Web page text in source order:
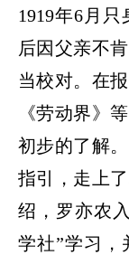
1919年6 月只
后因父亲不
当校对。在
《劳动界》
初步的了解
指引，走上了
绍，罗亦农
学社”学习，